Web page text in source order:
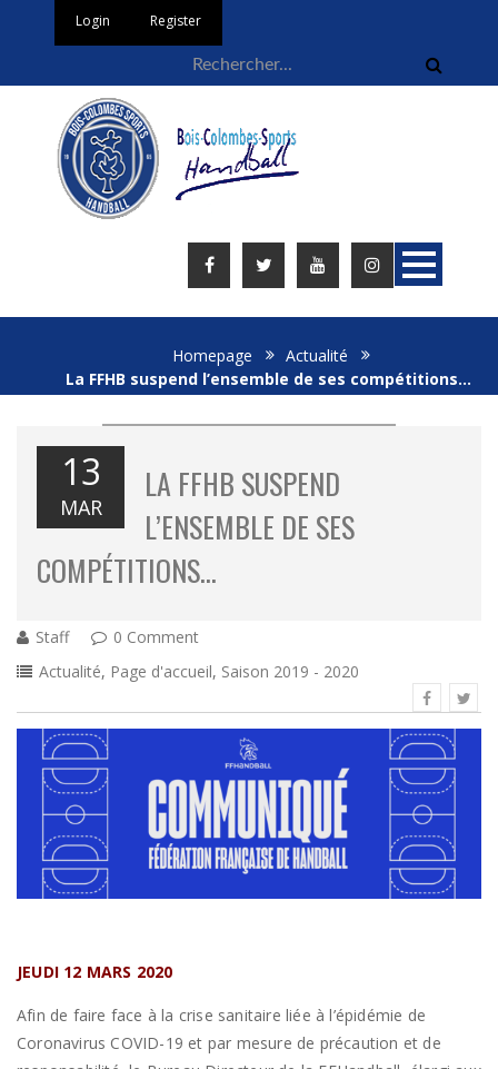
Login Register
Homepage
Actualité
La FFHB suspend l’ensemble de ses compétitions…
13
MAR
LA FFHB SUSPEND
L’ENSEMBLE DE SES
COMPÉTITIONS…
Staff
0 Comment
Actualité, Page d'accueil, Saison 2019 - 2020
JEUDI 12 MARS 2020
Afin de faire face à la crise sanitaire liée à l’épidémie de
Coronavirus COVID-19 et par mesure de précaution et de